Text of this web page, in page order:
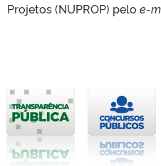
Projetos (NUPROP) pelo e-